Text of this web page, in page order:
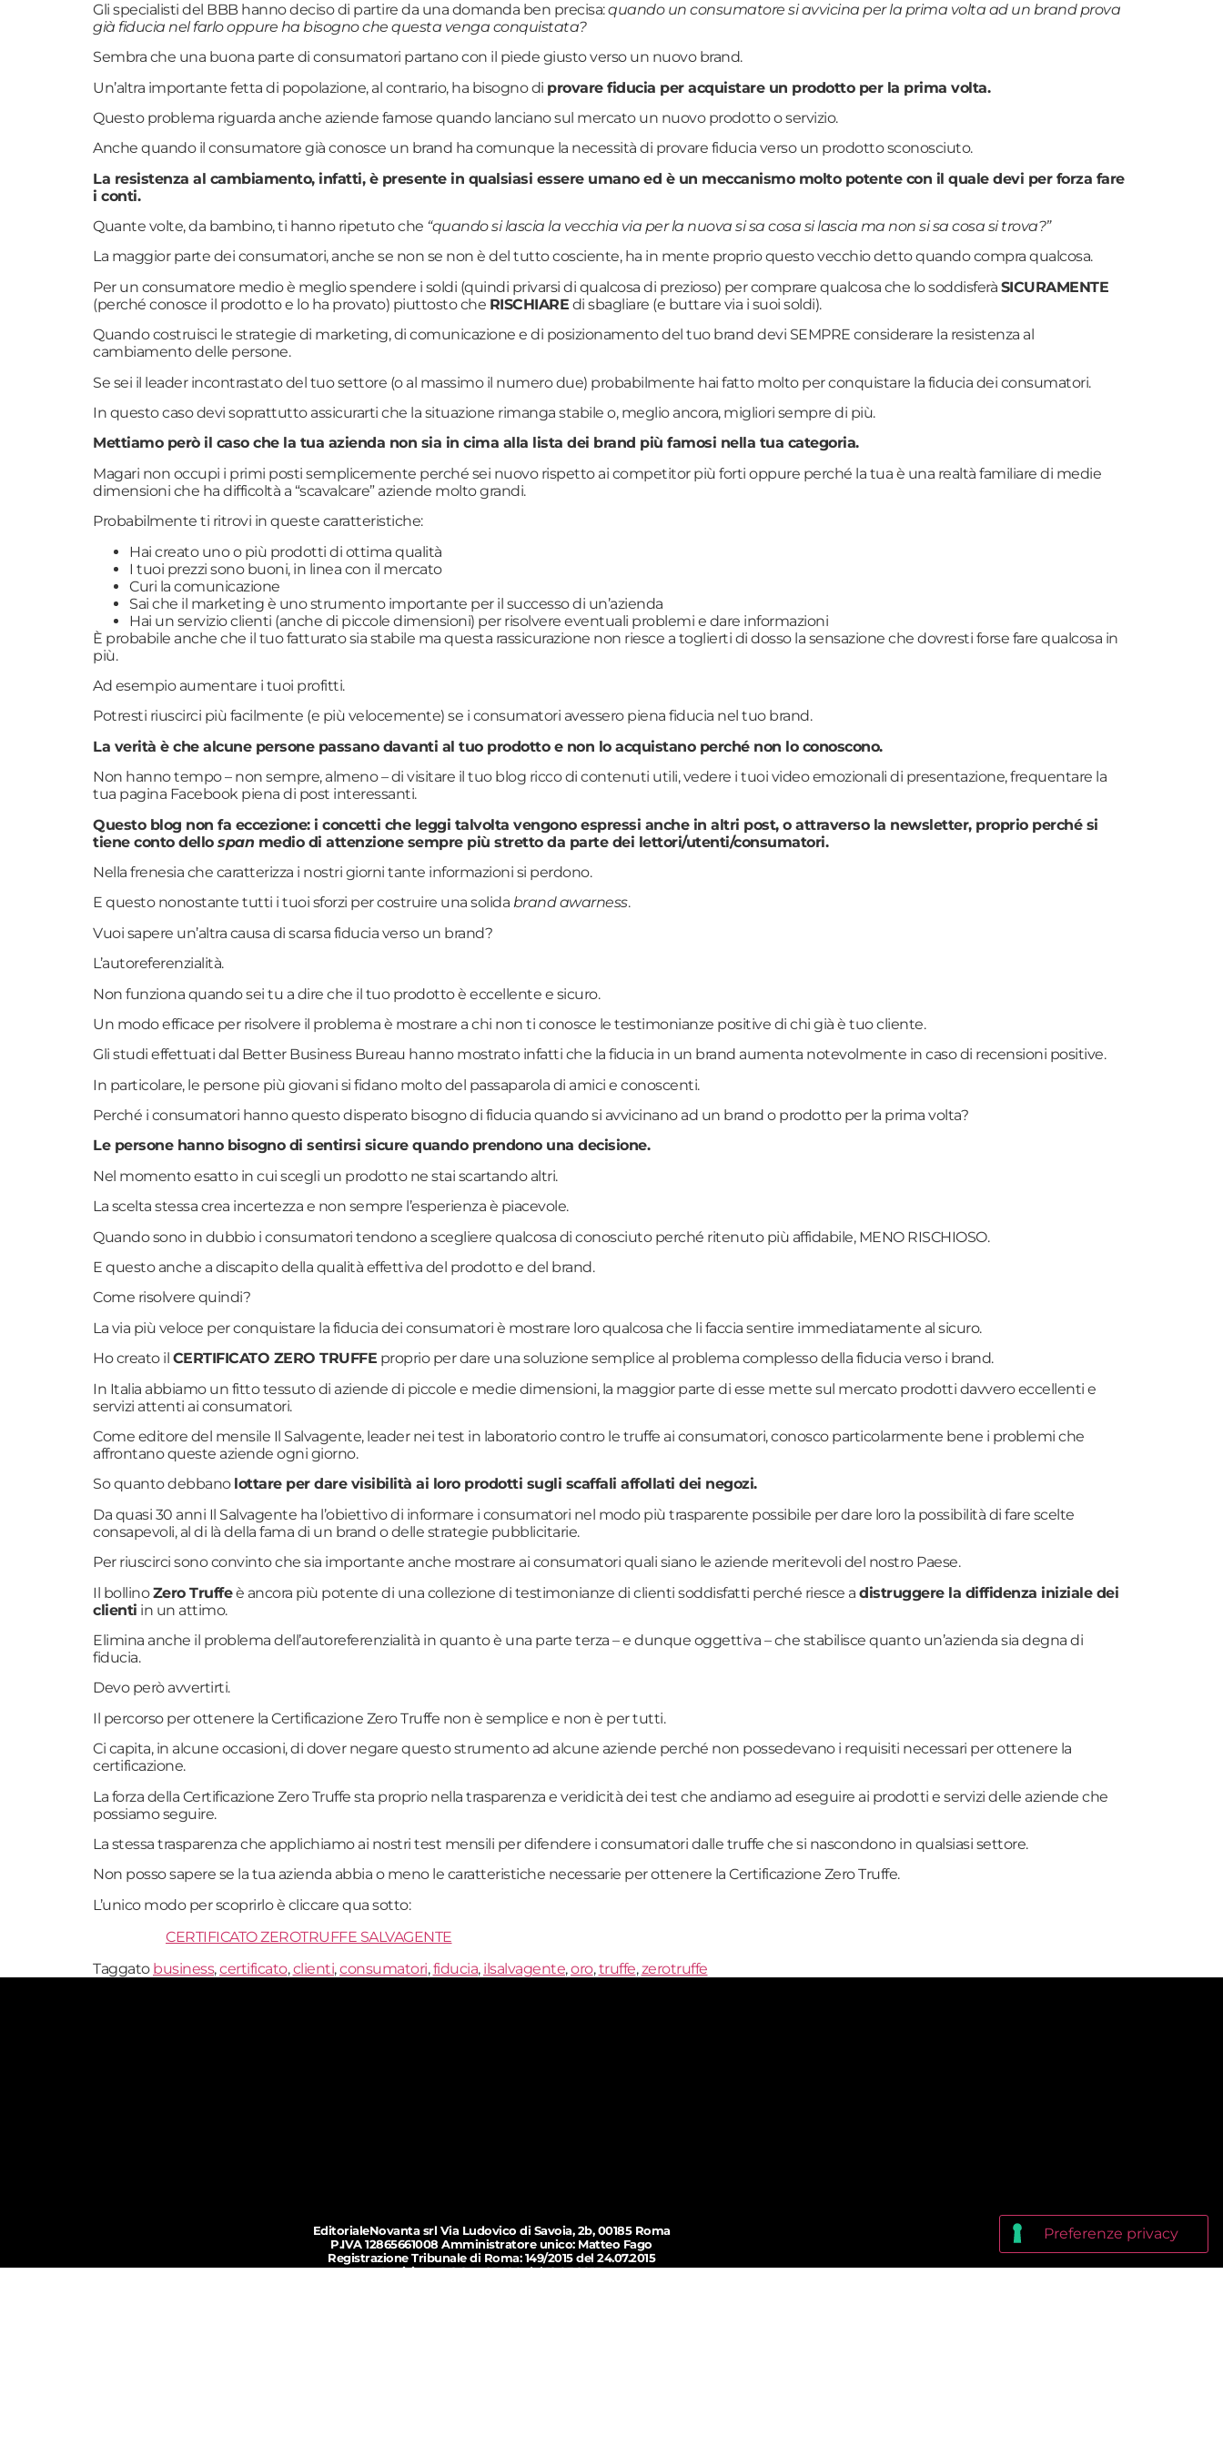
Gli specialisti del BBB hanno deciso di partire da una domanda ben precisa:quando un consumatore si avvicina per la prima volta ad un brand prova
già fiducia nel farlo oppure ha bisogno che questa venga conquistata?
Sembra che una buona parte di consumatori partano con il piede giusto verso un nuovo brand.
Un’altra importante fetta di popolazione, al contrario, ha bisogno di provare fiducia per acquistare un prodotto per la prima volta.
Questo problema riguarda anche aziende famose quando lanciano sul mercato un nuovo prodotto o servizio.
Anche quando il consumatore già conosce un brand ha comunque la necessità di provare fiducia verso un prodotto sconosciuto.
La resistenza al cambiamento, infatti, è presente in qualsiasi essere umano ed è un meccanismo molto potente con il quale devi per forza fare
i conti.
Quante volte, da bambino, ti hanno ripetuto che “quando si lascia la vecchia via per la nuova si sa cosa si lascia ma non si sa cosa si trova?”
La maggior parte dei consumatori, anche se non se non è del tutto cosciente, ha in mente proprio questo vecchio detto quando compra qualcosa.
Per un consumatore medio è meglio spendere i soldi (quindi privarsi di qualcosa di prezioso) per comprare qualcosa che lo soddisferà SICURAMENTE
(perché conosce il prodotto e lo ha provato) piuttosto che RISCHIARE di sbagliare (e buttare via i suoi soldi).
Quando costruisci le strategie di marketing, di comunicazione e di posizionamento del tuo brand devi SEMPRE considerare la resistenza al
cambiamento delle persone.
Se sei il leader incontrastato del tuo settore (o al massimo il numero due) probabilmente hai fatto molto per conquistare la fiducia dei consumatori.
In questo caso devi soprattutto assicurarti che la situazione rimanga stabile o, meglio ancora, migliori sempre di più.
Mettiamo però il caso che la tua azienda non sia in cima alla lista dei brand più famosi nella tua categoria.
Magari non occupi i primi posti semplicemente perché sei nuovo rispetto ai competitor più forti oppure perché la tua è una realtà familiare di medie
dimensioni che ha difficoltà a “scavalcare” aziende molto grandi.
Probabilmente ti ritrovi in queste caratteristiche:
Hai creato uno o più prodotti di ottima qualità
I tuoi prezzi sono buoni, in linea con il mercato
Curi la comunicazione
Sai che il marketing è uno strumento importante per il successo di un’azienda
Hai un servizio clienti (anche di piccole dimensioni) per risolvere eventuali problemi e dare informazioni
È probabile anche che il tuo fatturato sia stabile ma questa rassicurazione non riesce a toglierti di dosso la sensazione che dovresti forse fare qualcosa in
più.
Ad esempio aumentare i tuoi profitti.
Potresti riuscirci più facilmente (e più velocemente) se i consumatori avessero piena fiducia nel tuo brand.
La verità è che alcune persone passano davanti al tuo prodotto e non lo acquistano perché non lo conoscono.
Non hanno tempo – non sempre, almeno – di visitare il tuo blog ricco di contenuti utili, vedere i tuoi video emozionali di presentazione, frequentare la
tua pagina Facebook piena di post interessanti.
Questo blog non fa eccezione: i concetti che leggi talvolta vengono espressi anche in altri post, o attraverso la newsletter, proprio perché si
tiene conto dello span medio di attenzione sempre più stretto da parte dei lettori/utenti/consumatori.
Nella frenesia che caratterizza i nostri giorni tante informazioni si perdono.
E questo nonostante tutti i tuoi sforzi per costruire una solida brand awarness.
Vuoi sapere un’altra causa di scarsa fiducia verso un brand?
L’autoreferenzialità.
Non funziona quando sei tu a dire che il tuo prodotto è eccellente e sicuro.
Un modo efficace per risolvere il problema è mostrare a chi non ti conosce le testimonianze positive di chi già è tuo cliente.
Gli studi effettuati dal Better Business Bureau hanno mostrato infatti che la fiducia in un brand aumenta notevolmente in caso di recensioni positive.
In particolare, le persone più giovani si fidano molto del passaparola di amici e conoscenti.
Perché i consumatori hanno questo disperato bisogno di fiducia quando si avvicinano ad un brand o prodotto per la prima volta?
Le persone hanno bisogno di sentirsi sicure quando prendono una decisione.
Nel momento esatto in cui scegli un prodotto ne stai scartando altri.
La scelta stessa crea incertezza e non sempre l’esperienza è piacevole.
Quando sono in dubbio i consumatori tendono a scegliere qualcosa di conosciuto perché ritenuto più affidabile, MENO RISCHIOSO.
E questo anche a discapito della qualità effettiva del prodotto e del brand.
Come risolvere quindi?
La via più veloce per conquistare la fiducia dei consumatori è mostrare loro qualcosa che li faccia sentire immediatamente al sicuro.
Ho creato il CERTIFICATO ZERO TRUFFE proprio per dare una soluzione semplice al problema complesso della fiducia verso i brand.
In Italia abbiamo un fitto tessuto di aziende di piccole e medie dimensioni, la maggior parte di esse mette sul mercato prodotti davvero eccellenti e
servizi attenti ai consumatori.
Come editore del mensile Il Salvagente, leader nei test in laboratorio contro le truffe ai consumatori, conosco particolarmente bene i problemi che
affrontano queste aziende ogni giorno.
So quanto debbano lottare per dare visibilità ai loro prodotti sugli scaffali affollati dei negozi.
Da quasi 30 anni Il Salvagente ha l’obiettivo di informare i consumatori nel modo più trasparente possibile per dare loro la possibilità di fare scelte
consapevoli, al di là della fama di un brand o delle strategie pubblicitarie.
Per riuscirci sono convinto che sia importante anche mostrare ai consumatori quali siano le aziende meritevoli del nostro Paese.
Il bollinoZero Truffeè ancora più potente di una collezione di testimonianze di clienti soddisfatti perché riesce a distruggere la diffidenza iniziale dei
clienti in un attimo.
Elimina anche il problema dell’autoreferenzialità in quanto è una parte terza – e dunque oggettiva – che stabilisce quanto un’azienda sia degna di
fiducia.
Devo però avvertirti.
Il percorso per ottenere la Certificazione Zero Truffe non è semplice e non è per tutti.
Ci capita, in alcune occasioni, di dover negare questo strumento ad alcune aziende perché non possedevano i requisiti necessari per ottenere la
certificazione.
La forza della Certificazione Zero Truffe sta proprio nella trasparenza e veridicità dei test che andiamo ad eseguire ai prodotti e servizi delle aziende che
possiamo seguire.
La stessa trasparenza che applichiamo ai nostri test mensili per difendere i consumatori dalle truffe che si nascondono in qualsiasi settore.
Non posso sapere se la tua azienda abbia o meno le caratteristiche necessarie per ottenere la Certificazione Zero Truffe.
L’unico modo per scoprirlo è cliccare qua sotto:
CERTIFICATO ZEROTRUFFE SALVAGENTE
Taggato business,certificato,clienti,consumatori,fiducia, ilsalvagente,oro,truffe,zerotruffe
EditorialeNovanta srl Via Ludovico di Savoia, 2b, 00185 Roma
P.IVA 12865661008 Amministratore unico: Matteo Fago
Registrazione Tribunale di Roma: 149/2015 del 24.07.2015
Iscrizione ROC: n. 25400 del 12.03.2015